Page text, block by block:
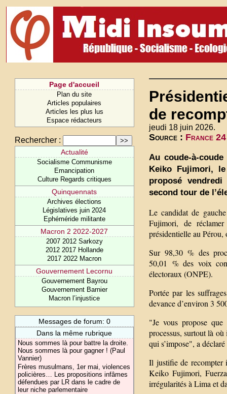
Page d'accueil
Plan du site
Articles populaires
Articles les plus lus
Espace rédacteurs
Rechercher :
Actualité
Socialisme Communisme
Emancipation
Culture Regards critiques
Quinquennats
Archives élections
Législatives juin 2024
Ephéméride militante
Macron 2 2022-2027
2007 2012 Sarkozy
2012 2017 Hollande
2017 2022 Macron
Gouvernement Lecornu
Gouvernement Bayrou
Gouvernement Barnier
Macron l’injustice
Messages de forum: 0
Dans la même rubrique
Nous sommes là pour battre la droite.
Nous sommes là pour gagner ! (Paul
Vannier)
Frères musulmans, 1er mai, violences
policières… Les propositions infâmes
défendues par LR dans le cadre de
leur niche parlementaire
de
jeudi 18 juin 2026.
Source : France 24
Au coude-à-
Keiko Fujimori,
proposé
second tour de
Le candidat de
Fujimori, de
présidentielle au Pérou,
Sur 98,30 % des
50,01 % des voix
électoraux (ONPE).
Portée par les
devance d’environ 3
"Je vous propose que
processus, surtout là
qui s’impose", a
Il justifie de recompter
Keiko Fujimori,
irrégularités à Lima et